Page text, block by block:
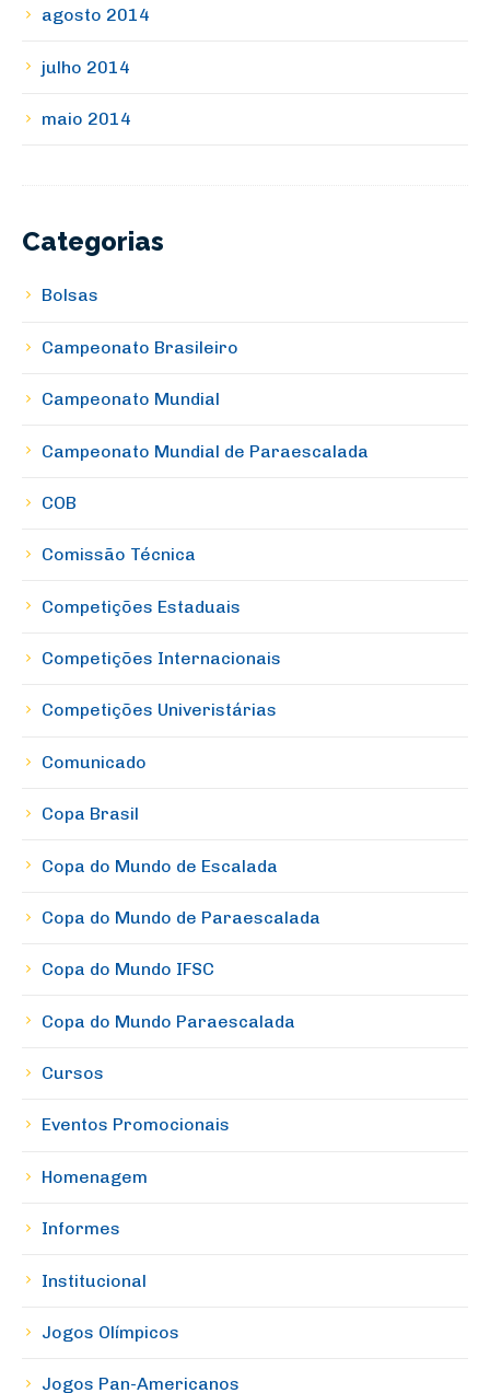
agosto 2014
julho 2014
maio 2014
Categorias
Bolsas
Campeonato Brasileiro
Campeonato Mundial
Campeonato Mundial de Paraescalada
COB
Comissão Técnica
Competições Estaduais
Competições Internacionais
Competições Univeristárias
Comunicado
Copa Brasil
Copa do Mundo de Escalada
Copa do Mundo de Paraescalada
Copa do Mundo IFSC
Copa do Mundo Paraescalada
Cursos
Eventos Promocionais
Homenagem
Informes
Institucional
Jogos Olímpicos
Jogos Pan-Americanos